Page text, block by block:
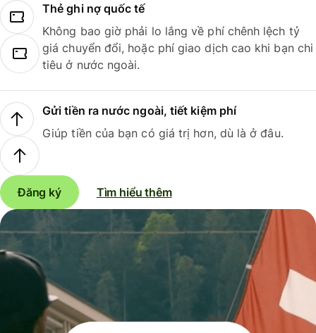
Thẻ ghi nợ quốc tế
Không bao giờ phải lo lắng về phí chênh lệch tỷ
giá chuyển đổi, hoặc phí giao dịch cao khi bạn chi
tiêu ở nước ngoài.
Gửi tiền ra nước ngoài, tiết kiệm phí
Giúp tiền của bạn có giá trị hơn, dù là ở đâu.
Đăng ký Tìm hiểu thêm